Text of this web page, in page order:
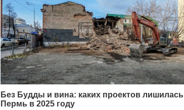
Без Будды и вина: каких проектов лишилась
Пермь в 2025 году